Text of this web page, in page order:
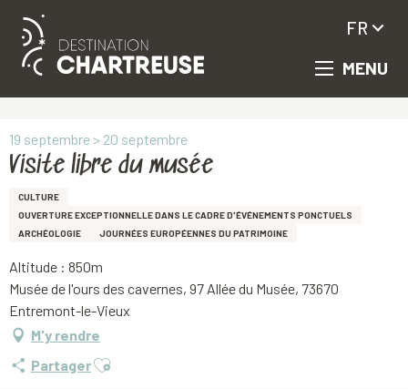
Aller
principal
MENU
FR
19 septembre > 20 septembre
Visite libre du musée
CULTURE
OUVERTURE EXCEPTIONNELLE DANS LE CADRE D'ÉVÉNEMENTS PONCTUELS
ARCHÉOLOGIE
JOURNÉES EUROPÉENNES DU PATRIMOINE
Altitude : 850m
Musée de l'ours des cavernes, 97 Allée du Musée, 73670
Entremont-le-Vieux
M'y rendre
PartagerAjouter aux favoris